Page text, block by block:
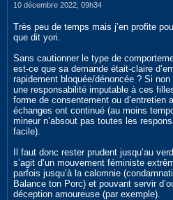
10 décembre 2022, 09h34
Très peu de temps mais j’en profite
que dit yori.
Sans cautionner le type de
est-ce que sa demande était-claire
rapidement bloquée/dénoncée ? Si
une responsabilité imputable à ces
forme de consentement ou d’entretien
échanges ont continué (au moins
mineur n’absout pas toutes les
facile).
Il faut donc rester prudent jusqu’au
s’agit d’un mouvement féministe
parfois jusqu’à la calomnie
Balance ton Porc) et pouvant servir
déception amoureuse (par exemple).